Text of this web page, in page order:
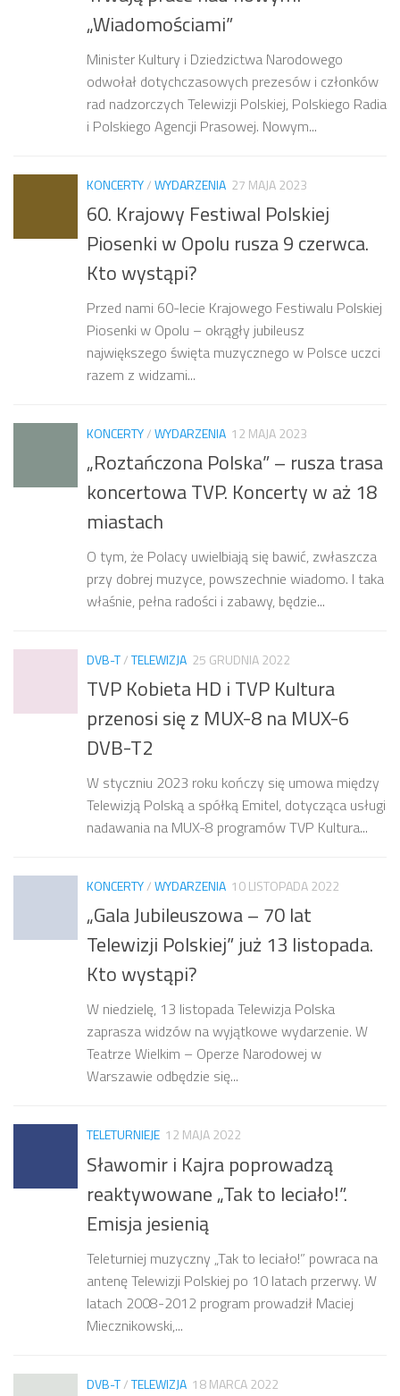
„Wiadomościami”
Minister Kultury i Dziedzictwa Narodowego
odwołał dotychczasowych prezesów i członków
rad nadzorczych Telewizji Polskiej, Polskiego Radia
i Polskiego Agencji Prasowej. Nowym...
KONCERTY/WYDARZENIA 27 MAJA 2023
60. Krajowy Festiwal Polskiej
Piosenki w Opolu rusza 9 czerwca.
Kto wystąpi?
Przed nami 60-lecie Krajowego Festiwalu Polskiej
Piosenki w Opolu – okrągły jubileusz
największego święta muzycznego w Polsce uczci
razem z widzami...
KONCERTY/WYDARZENIA 12 MAJA 2023
„Roztańczona Polska” – rusza trasa
koncertowa TVP. Koncerty w aż 18
miastach
O tym, że Polacy uwielbiają się bawić, zwłaszcza
przy dobrej muzyce, powszechnie wiadomo. I taka
właśnie, pełna radości i zabawy, będzie...
DVB-T/TELEWIZJA 25 GRUDNIA 2022
TVP Kobieta HD i TVP Kultura
przenosi się z MUX-8 na MUX-6
DVB-T2
W styczniu 2023 roku kończy się umowa między
Telewizją Polską a spółką Emitel, dotycząca usługi
nadawania na MUX-8 programów TVP Kultura...
KONCERTY/WYDARZENIA 10 LISTOPADA 2022
„Gala Jubileuszowa – 70 lat
Telewizji Polskiej” już 13 listopada.
Kto wystąpi?
W niedzielę, 13 listopada Telewizja Polska
zaprasza widzów na wyjątkowe wydarzenie. W
Teatrze Wielkim – Operze Narodowej w
Warszawie odbędzie się...
TELETURNIEJE 12 MAJA 2022
Sławomir i Kajra poprowadzą
reaktywowane „Tak to leciało!”.
Emisja jesienią
Teleturniej muzyczny „Tak to leciało!” powraca na
antenę Telewizji Polskiej po 10 latach przerwy. W
latach 2008-2012 program prowadził Maciej
Miecznikowski,...
DVB-T/TELEWIZJA 18 MARCA 2022